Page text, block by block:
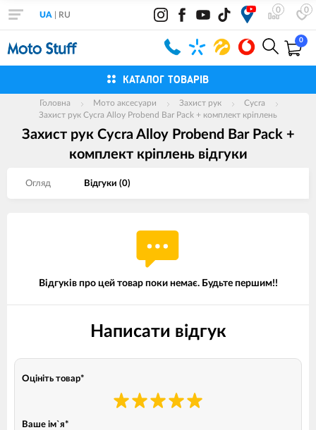
0 0
UA RU
0
КАТАЛОГ ТОВАРІВ
Головна Мото аксесуари Захист рук
Cycra
Захист рук Cycra Alloy Probend Bar Pack + комплект кріплень
Захист рук Cycra Alloy Probend Bar Pack +
комплект кріплень вiдгуки
Огляд Вiдгуки (0)
Відгуків про цей товар поки немає. Будьте першим!!
Написати відгук
Оцініть товар*
Ваше ім`я*